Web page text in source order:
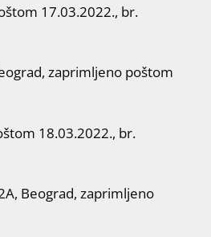
17.03.2022., br.
zaprimljeno poštom
18.03.2022., br.
Beograd, zaprimljeno